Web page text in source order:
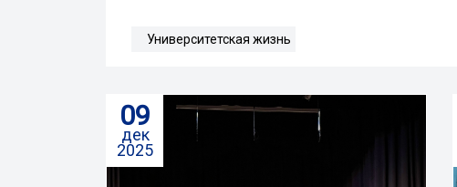
Университетская жизнь
09
дек
2025